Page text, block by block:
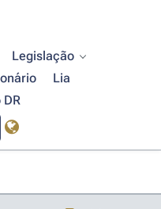
Legislação
Lia
DR